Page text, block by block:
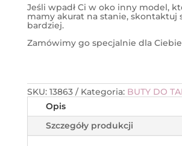
Jeśli wpadł Ci w oko inny model,
mamy akurat na stanie, skontaktuj
bardziej.
Zamówimy go specjalnie dla
SKU: 13863 Kategoria: BUTY DO
Opis
Szczegóły produkcji